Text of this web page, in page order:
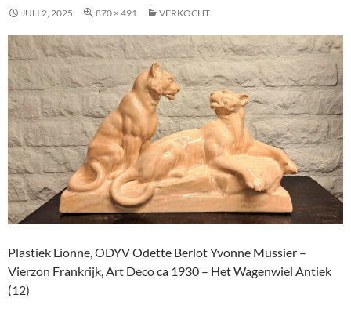
JULI 2, 2025 870 × 491 VERKOCHT
Plastiek Lionne, ODYV Odette Berlot Yvonne Mussier –
Vierzon Frankrijk, Art Deco ca 1930 – Het Wagenwiel Antiek
(12)